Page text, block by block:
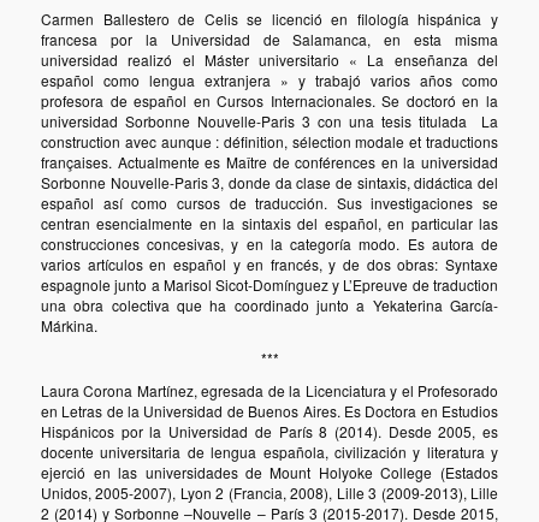
Carmen Ballestero de Celis se licenció en filología hispánica y
francesa por la Universidad de Salamanca, en esta misma
universidad realizó el Máster universitario « La enseñanza del
español como lengua extranjera » y trabajó varios años como
profesora de español en Cursos Internacionales. Se doctoró en la
universidad Sorbonne Nouvelle-Paris 3 con una tesis titulada La
construction avec aunque : définition, sélection modale et traductions
françaises. Actualmente es Maître de conférences en la universidad
Sorbonne Nouvelle-Paris 3, donde da clase de sintaxis, didáctica del
español así como cursos de traducción. Sus investigaciones se
centran esencialmente en la sintaxis del español, en particular las
construcciones concesivas, y en la categoría modo. Es autora de
varios artículos en español y en francés, y de dos obras: Syntaxe
espagnole junto a Marisol Sicot-Domínguez y L’Epreuve de traduction
una obra colectiva que ha coordinado junto a Yekaterina García-
Márkina.
***
Laura Corona Martínez, egresada de la Licenciatura y el Profesorado
en Letras de la Universidad de Buenos Aires. Es Doctora en Estudios
Hispánicos por la Universidad de París 8 (2014). Desde 2005, es
docente universitaria de lengua española, civilización y literatura y
ejerció en las universidades de Mount Holyoke College (Estados
Unidos, 2005-2007), Lyon 2 (Francia, 2008), Lille 3 (2009-2013), Lille
2 (2014) y Sorbonne –Nouvelle – París 3 (2015-2017). Desde 2015,